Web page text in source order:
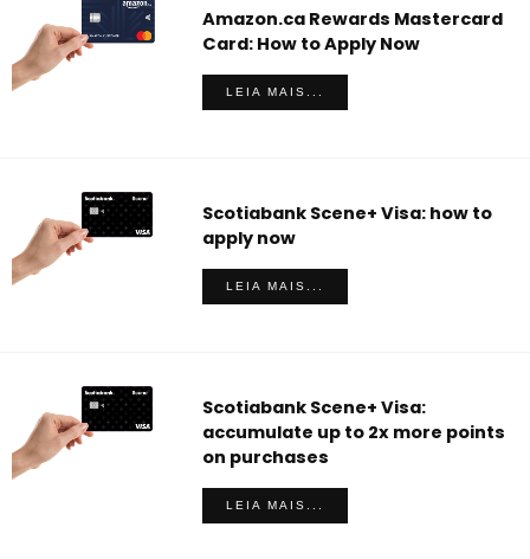
Amazon.ca Rewards Mastercard
Card: How to Apply Now
LEIA MAIS...
Scotiabank Scene+ Visa: how to
apply now
LEIA MAIS...
Scotiabank Scene+ Visa:
accumulate up to 2x more points
on purchases
LEIA MAIS...